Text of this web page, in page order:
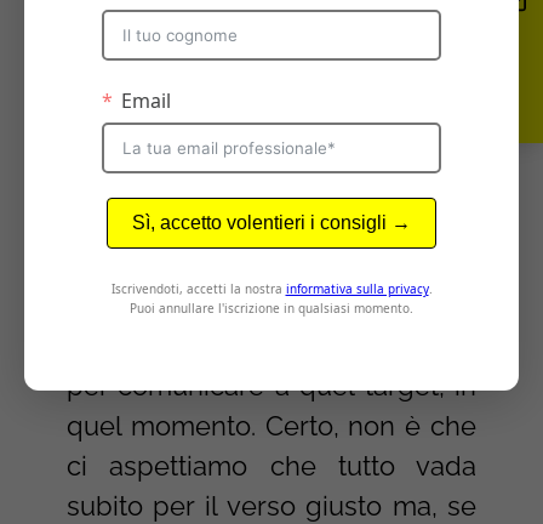
personas, la definizione delle
metriche di misurazione sono
punti fondamentali dai quali
nessuna azienda può
prescindere.
Costruire un piano di
analizzare e fare ipotesi su come
per comunicare a quel target, in
quel momento. Certo, non è che
ci aspettiamo che tutto vada
subito per il verso giusto ma, se